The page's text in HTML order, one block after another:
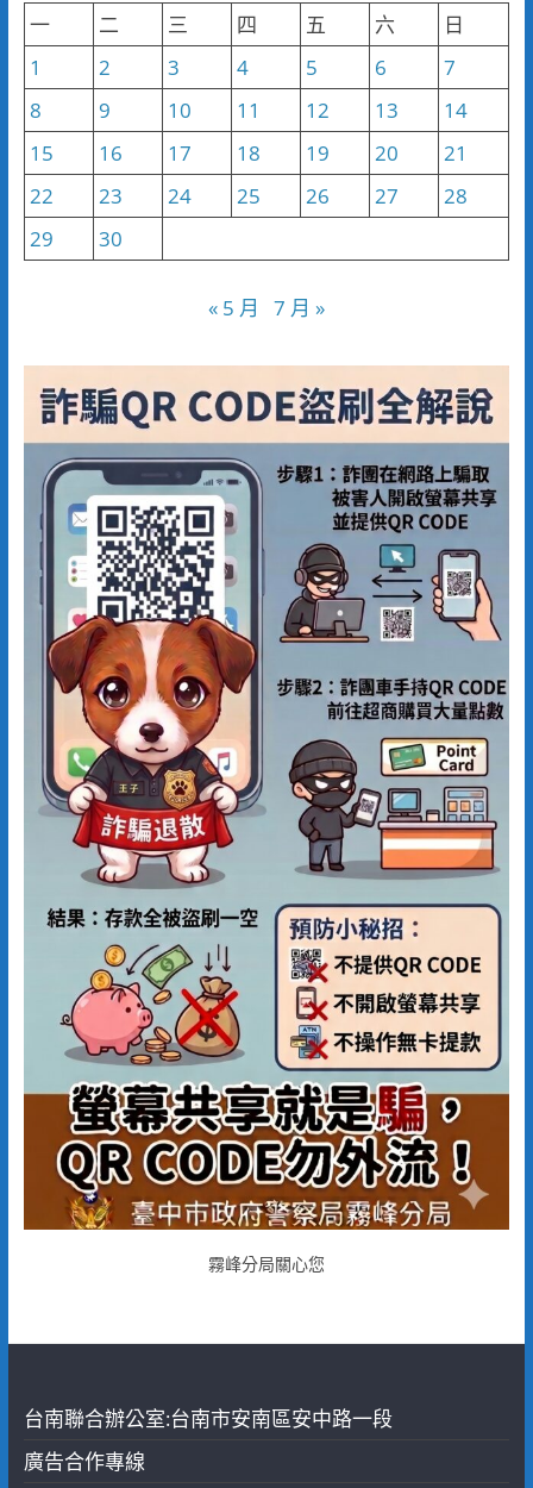
一
二 三 四 五 六
日
1
2 3 4 5 6
7
8
9 10 11 12 13
14
15
16 17 18 19 20
21
22
23 24 25 26 27
28
29
30
« 5 月 7 月 »
霧峰分局關心您
台南聯合辦公室:台南市安南區安中路一段
廣告合作專線